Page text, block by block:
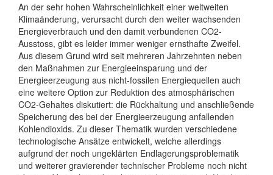
An der sehr hohen Wahrscheinlichkeit einer weltweiten
Klimaänderung, verursacht durch den weiter wachsenden
Energieverbrauch und den damit verbundenen CO2-
Ausstoss, gibt es leider immer weniger ernsthafte Zweifel.
Aus diesem Grund wird seit mehreren Jahrzehnten neben
den Maßnahmen zur Energieeinsparung und der
Energieerzeugung aus nicht-fossilen Energiequellen auch
eine weitere Option zur Reduktion des atmosphärischen
CO2-Gehaltes diskutiert: die Rückhaltung und anschließende
Speicherung des bei der Energieerzeugung anfallenden
Kohlendioxids. Zu dieser Thematik wurden verschiedene
technologische Ansätze entwickelt, welche allerdings
aufgrund der noch ungeklärten Endlagerungsproblematik
und weiterer gravierender technischer Probleme noch nicht